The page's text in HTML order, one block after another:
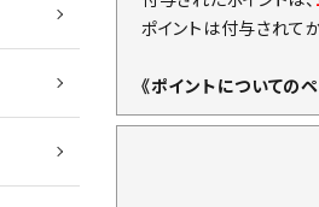
ポイントは付与されて
《ポイントについての